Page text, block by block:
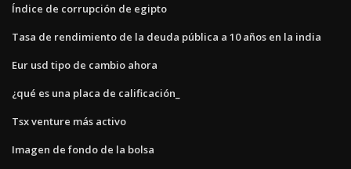
Índice de corrupción de egipto
Tasa de rendimiento de la deuda pública a 10 años en la india
Eur usd tipo de cambio ahora
¿qué es una placa de calificación_
Tsx venture más activo
Imagen de fondo de la bolsa